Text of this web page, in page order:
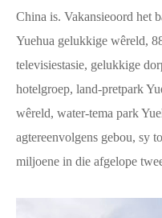
China is. Vakansieoord het
Yuehua gelukkige wêreld,
televisiestasie, gelukkige
hotelgroep, land-pretpark
wêreld, water-tema park
agtereenvolgens gebou, sy
miljoene in die afgelope